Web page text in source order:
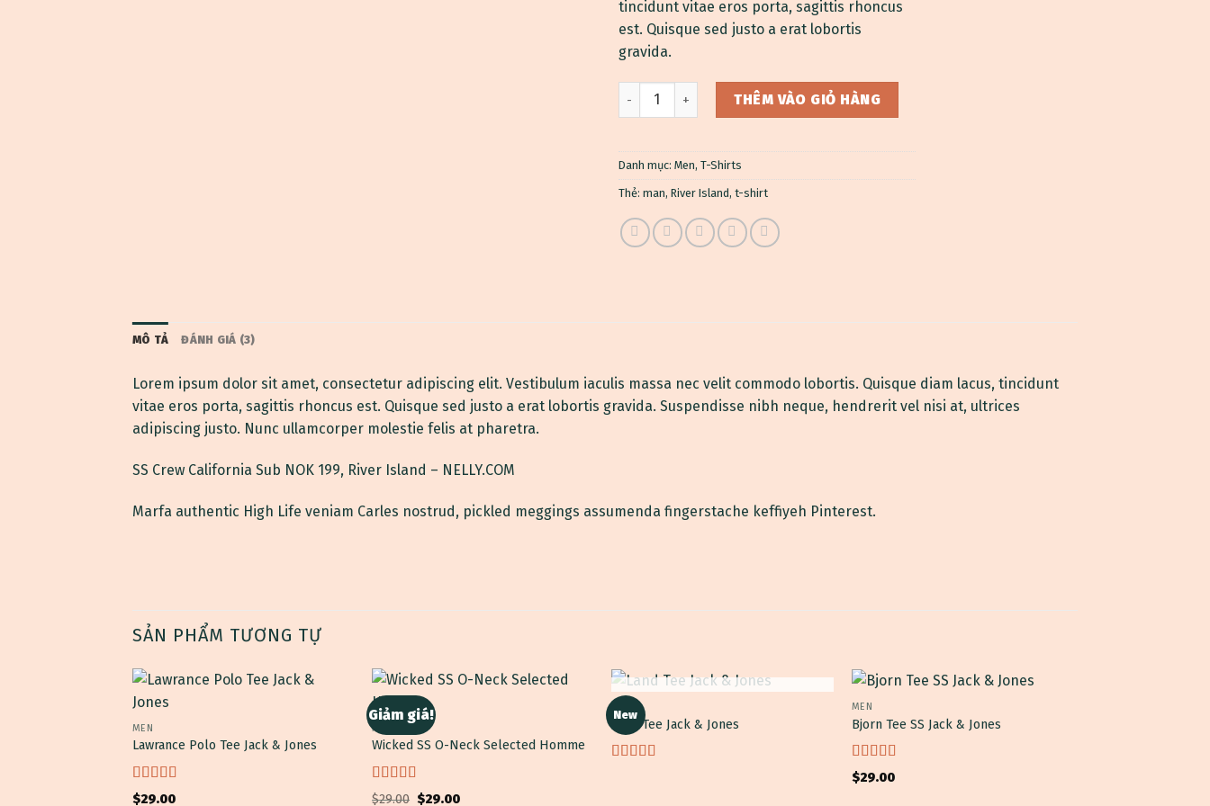
tincidunt vitae eros porta, sagittis rhoncus
est. Quisque sed justo a erat lobortis
gravida.
SS Crew California Sub River Island số lượng
THÊM VÀO GIỎ HÀNG
Danh mục: Men, T-Shirts
Thẻ: man, River Island, t-shirt
MÔ TẢ ĐÁNH GIÁ (3)
Lorem ipsum dolor sit amet, consectetur adipiscing elit. Vestibulum iaculis massa nec velit commodo lobortis. Quisque diam lacus, tincidunt
vitae eros porta, sagittis rhoncus est. Quisque sed justo a erat lobortis gravida. Suspendisse nibh neque, hendrerit vel nisi at, ultrices
adipiscing justo. Nunc ullamcorper molestie felis at pharetra.
SS Crew California Sub NOK 199, River Island – NELLY.COM
Marfa authentic High Life veniam Carles nostrud, pickled meggings assumenda fingerstache keffiyeh Pinterest.
SẢN PHẨM TƯƠNG TỰ
MEN
Lawrance Polo Tee Jack & Jones
Được xếp
$29.00
Giảm giá!
MEN
Wicked SS O-Neck Selected Homme
Được xếp
$29.00 Giá
$29.00Giá
New
Land Tee Jack & Jones
MEN
Bjorn Tee SS Jack & Jones
Được
xếp
$29.00